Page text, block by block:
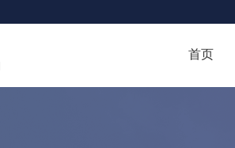
首页